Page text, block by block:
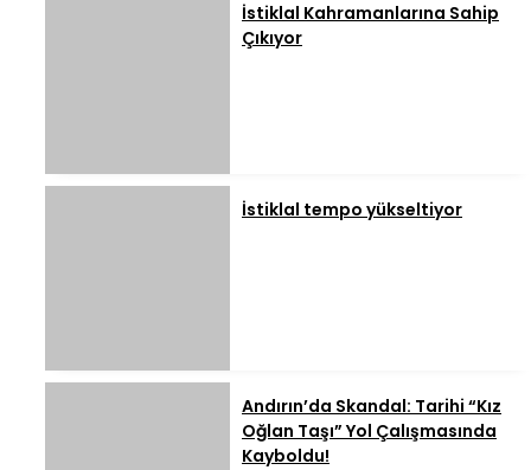
İstiklal Kahramanlarına Sahip
Çıkıyor
İstiklal tempo yükseltiyor
Andırın’da Skandal: Tarihi “Kız
Oğlan Taşı” Yol Çalışmasında
Kayboldu!